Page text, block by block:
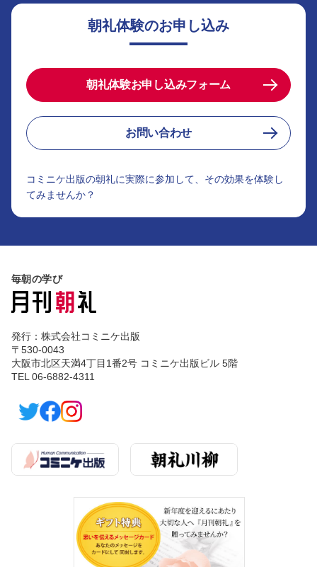
朝礼体験のお申し込み
朝礼体験お申し込みフォーム
お問い合わせ
コミニケ出版の朝礼に実際に参加して、その効果を体験し
てみませんか？
毎朝の学び
発行：株式会社コミニケ出版
〒530-0043
大阪市北区天満4丁目1番2号 コミニケ出版ビル 5階
TEL 06-6882-4311